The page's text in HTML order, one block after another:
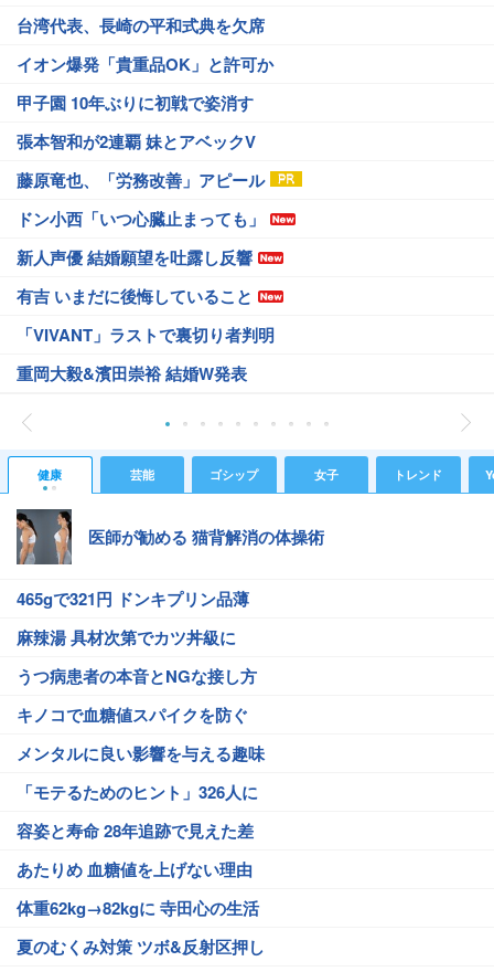
台湾代表、長崎の平和式典を欠席
イオン爆発「貴重品OK」と許可か
甲子園 10年ぶりに初戦で姿消す
張本智和が2連覇 妹とアベックV
藤原竜也、「労務改善」アピール
ドン小西「いつ心臓止まっても」
新人声優 結婚願望を吐露し反響
有吉 いまだに後悔していること
「VIVANT」ラストで裏切り者判明
重岡大毅&濱田崇裕 結婚W発表
健康 芸能 ゴシップ 女子 トレンド
医師が勧める 猫背解消の体操術
465gで321円 ドンキプリン品薄
麻辣湯 具材次第でカツ丼級に
うつ病患者の本音とNGな接し方
キノコで血糖値スパイクを防ぐ
メンタルに良い影響を与える趣味
「モテるためのヒント」326人に
容姿と寿命 28年追跡で見えた差
あたりめ 血糖値を上げない理由
体重62kg→82kgに 寺田心の生活
夏のむくみ対策 ツボ&反射区押し